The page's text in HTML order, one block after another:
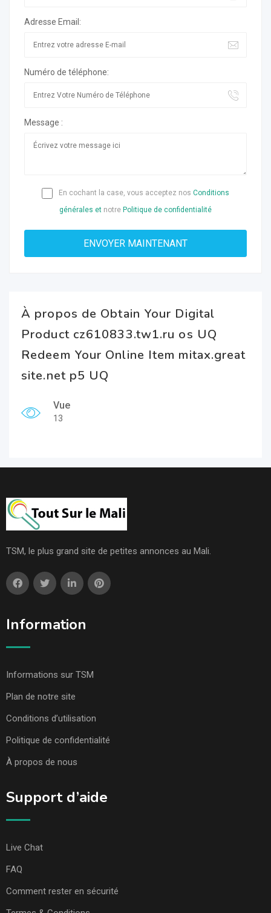
Adresse Email:
Numéro de téléphone:
Message :
En cochant la case, vous acceptez nos Conditions
générales et notre Politique de confidentialité
À propos de Obtain Your Digital
Product cz610833.tw1.ru os UQ
Redeem Your Online Item mitax.great
site.net p5 UQ
Vue
13
TSM, le plus grand site de petites annonces au Mali.
Information
Informations sur TSM
Plan de notre site
Conditions d’utilisation
Politique de confidentialité
À propos de nous
Support d’aide
Live Chat
FAQ
Comment rester en sécurité